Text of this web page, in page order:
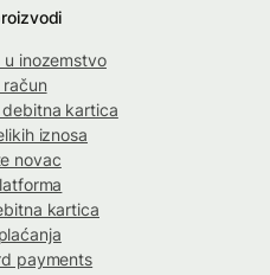
u inozemstvo
račun
kartica
iznosa
novac
kartica
payments